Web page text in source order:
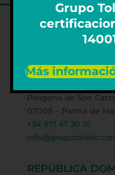
DELEGACIÓN
Polígono de Son
07009 – Palma de
+34 971 47 30 10
REPÚBLICA
Grupo
Más